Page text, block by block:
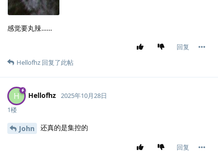
感觉要丸辣……
回复
Hellofhz 回复了此帖
H Hellofhz 2025年10月28日
1楼
John 还真的是集控的
回复